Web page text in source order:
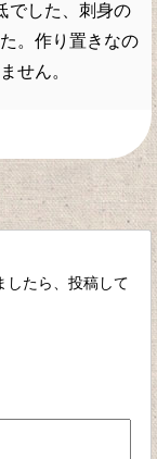
でした、刺身の
。作り置きなの
せん。
したら、投稿して